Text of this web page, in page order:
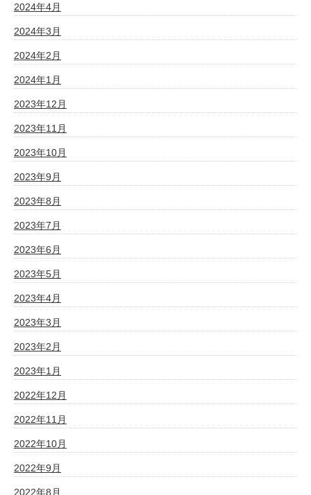
2024年4月
2024年3月
2024年2月
2024年1月
2023年12月
2023年11月
2023年10月
2023年9月
2023年8月
2023年7月
2023年6月
2023年5月
2023年4月
2023年3月
2023年2月
2023年1月
2022年12月
2022年11月
2022年10月
2022年9月
2022年8月